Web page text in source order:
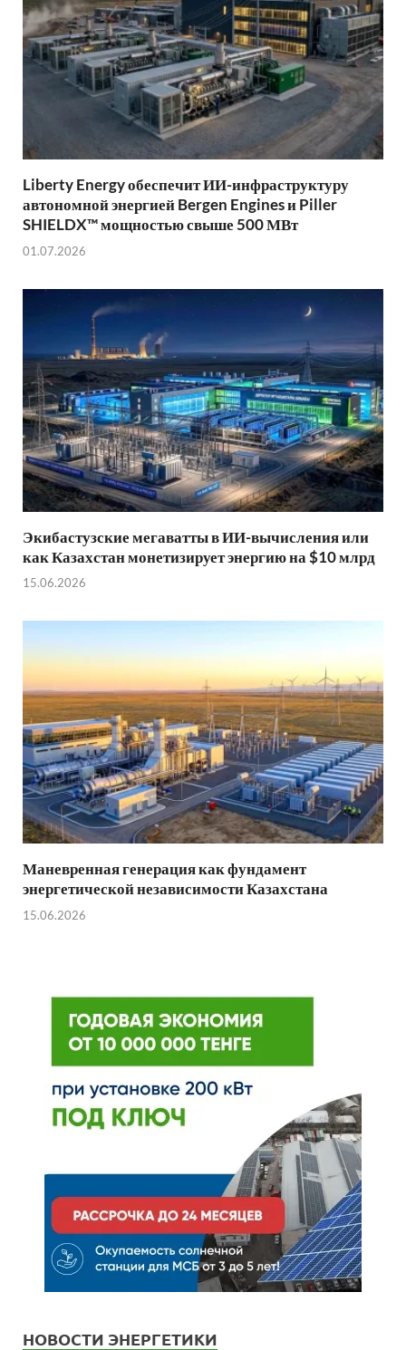
Liberty Energy обеспечит ИИ-инфраструктуру
автономной энергией Bergen Engines и Piller
SHIELDX™ мощностью свыше 500 МВт
01.07.2026
Экибастузские мегаватты в ИИ-вычисления или
как Казахстан монетизирует энергию на $10 млрд
15.06.2026
Маневренная генерация как фундамент
энергетической независимости Казахстана
15.06.2026
НОВОСТИ ЭНЕРГЕТИКИ